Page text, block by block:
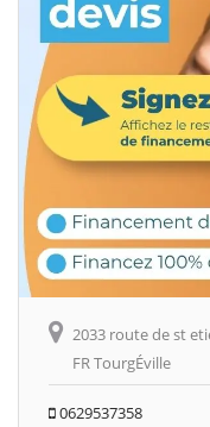
2033 route de st
FR TourgÉville
0629537358